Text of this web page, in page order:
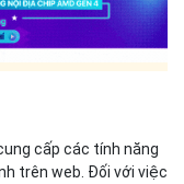
cấp các tính năng
trên web. Đối với việc